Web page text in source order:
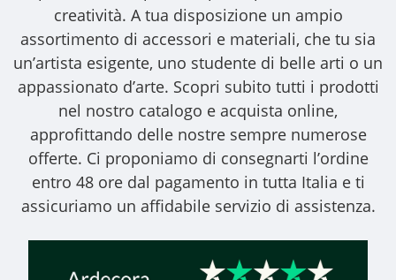
creatività. A tua disposizione un ampio
assortimento di accessori e materiali, che tu sia
un’artista esigente, uno studente di belle arti o un
appassionato d’arte. Scopri subito tutti i prodotti
nel nostro catalogo e acquista online,
approfittando delle nostre sempre numerose
offerte. Ci proponiamo di consegnarti l’ordine
entro 48 ore dal pagamento in tutta Italia e ti
assicuriamo un affidabile servizio di assistenza.